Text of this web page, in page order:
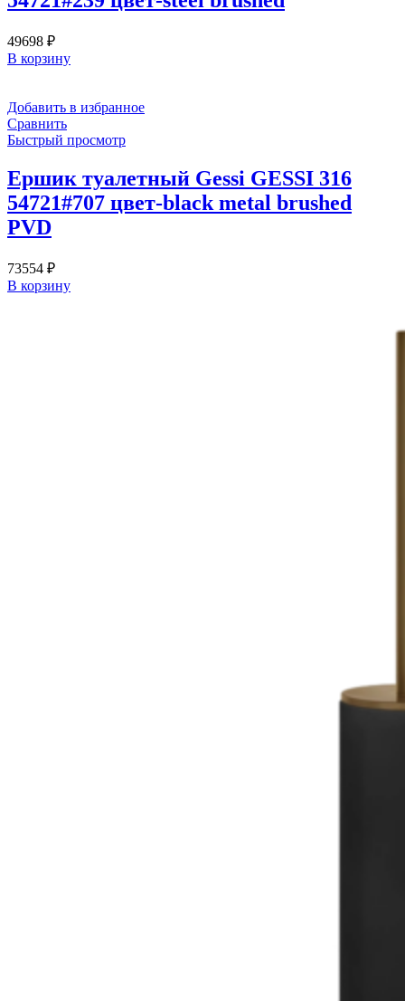
49698 ₽
В корзину
Добавить в избранное
Сравнить
Быстрый просмотр
Ершик туалетный Gessi GESSI 316
54721#707 цвет-black metal brushed
PVD
73554 ₽
В корзину